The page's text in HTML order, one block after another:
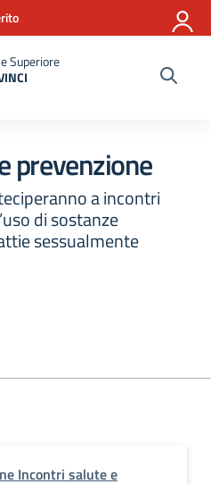
Superiore
prevenzione
a incontri
di sostanze
sessualmente
Incontri salute e